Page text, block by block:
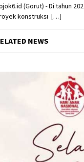
(Gorut) - Di tahun
konstruksi […]
NEWS